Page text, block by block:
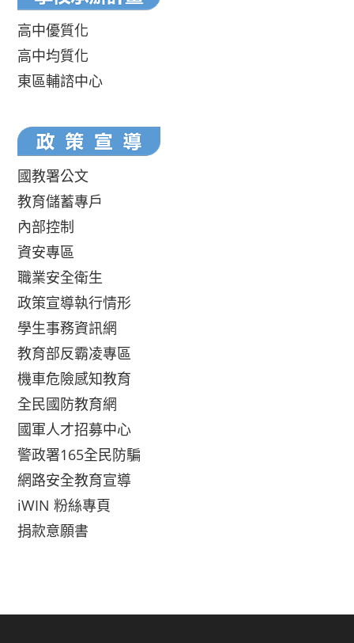
高中優質化
高中均質化
東區輔諮中心
國教署公文
教育儲蓄專戶
內部控制
資安專區
職業安全衛生
政策宣導執行情形
學生事務資訊網
教育部反霸凌專區
機車危險感知教育
全民國防教育網
國軍人才招募中心
警政署165全民防騙
網路安全教育宣導
iWIN 粉絲專頁
捐款意願書